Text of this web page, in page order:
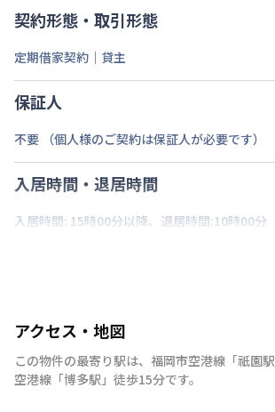
契約形態・取引形態
定期借家契約｜貸主
保証人
不要 （個人様のご契約は保証人が必要です）
入居時間・退居時間
入居時間: 15時00分以降、退居時間:10時00分
アクセス・地図
この物件の最寄り駅は、 福岡市空港線 「祇園駅
空港線 「博多駅 」 徒歩15分です。